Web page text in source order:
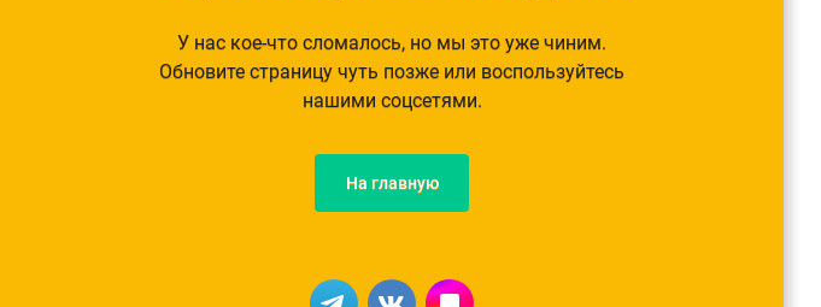
У нас кое-что сломалось, но мы это уже чиним.
Обновите страницу чуть позже или воспользуйтесь
нашими соцсетями.
На главную